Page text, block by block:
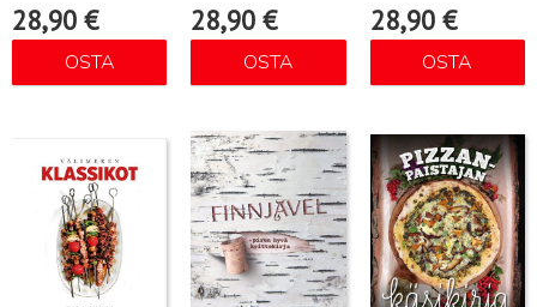
28,90 €
OSTA
28,90€
OSTA
28,90 €
OSTA
Lue lisää Lue lisää